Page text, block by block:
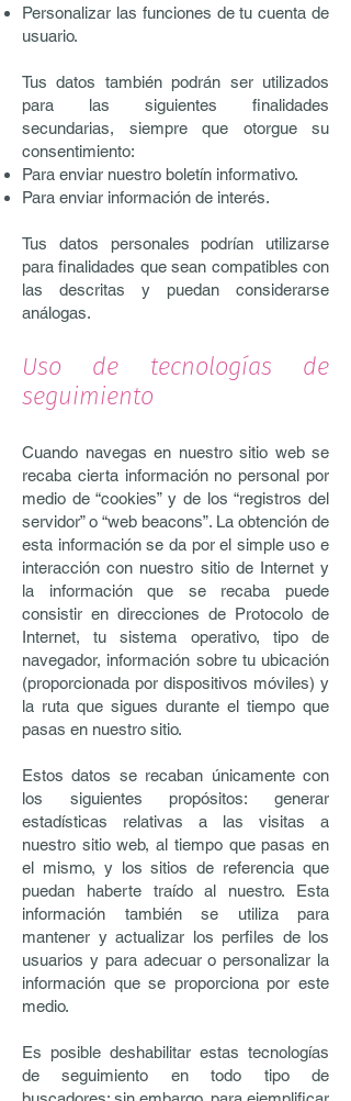
Personalizar las funciones de tu cuenta de
usuario.
Tus datos también podrán ser utilizados
para las siguientes finalidades
secundarias, siempre que otorgue su
consentimiento:
Para enviar nuestro boletín informativo.
Para enviar información de interés.
Tus datos personales podrían utilizarse
para finalidades que sean compatibles con
las descritas y puedan considerarse
análogas.
Uso de tecnologías de
seguimiento
Cuando navegas en nuestro sitio web se
recaba cierta información no personal por
medio de “cookies” y de los “registros del
servidor” o “web beacons”. La obtención de
esta información se da por el simple uso e
interacción con nuestro sitio de Internet y
la información que se recaba puede
consistir en direcciones de Protocolo de
Internet, tu sistema operativo, tipo de
navegador, información sobre tu ubicación
(proporcionada por dispositivos móviles) y
la ruta que sigues durante el tiempo que
pasas en nuestro sitio.
Estos datos se recaban únicamente con
los siguientes propósitos: generar
estadísticas relativas a las visitas a
nuestro sitio web, al tiempo que pasas en
el mismo, y los sitios de referencia que
puedan haberte traído al nuestro. Esta
información también se utiliza para
mantener y actualizar los perfiles de los
usuarios y para adecuar o personalizar la
información que se proporciona por este
medio.
Es posible deshabilitar estas tecnologías
de seguimiento en todo tipo de